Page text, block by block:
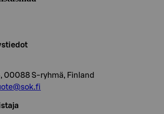
00088 S-ryhmä, Finland